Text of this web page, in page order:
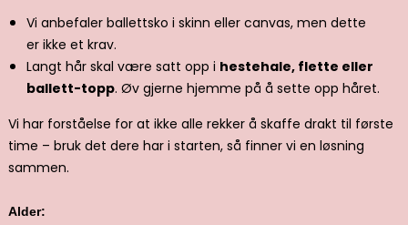
Vi anbefaler ballettsko i skinn eller canvas, men dette
er ikke et krav.
Langt hår skal være satt opp i hestehale, flette eller
ballett-topp. Øv gjerne hjemme på å sette opp håret.
Vi har forståelse for at ikke alle rekker å skaffe drakt til første
time – bruk det dere har i starten, så finner vi en løsning
sammen.
Alder: